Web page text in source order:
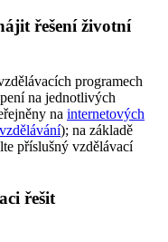
řešení životní
programech
na jednotlivých
na internetových
); na základě
příslušný vzdělávací
řešit